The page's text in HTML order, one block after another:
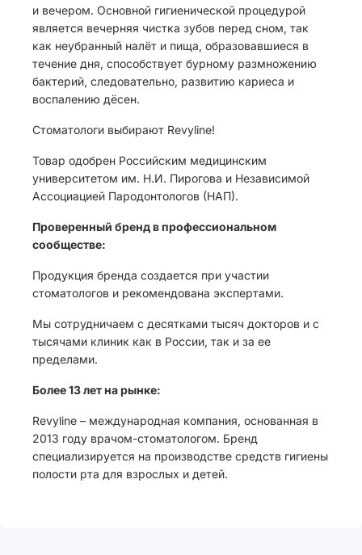
и вечером. Основной гигиенической процедурой
является вечерняя чистка зубов перед сном, так
как неубранный налёт и пища, образовавшиеся в
течение дня, способствует бурному размножению
бактерий, следовательно, развитию кариеса и
воспалению дёсен.
Стоматологи выбирают Revyline!
Товар одобрен Российским медицинским
университетом им. Н.И. Пирогова и Независимой
Ассоциацией Пародонтологов (НАП).
Проверенный бренд в профессиональном
сообществе:
Продукция бренда создается при участии
стоматологов и рекомендована экспертами.
Мы сотрудничаем с десятками тысяч докторов и с
тысячами клиник как в России, так и за ее
пределами.
Более 13 лет на рынке:
Revyline – международная компания, основанная в
2013 году врачом-стоматологом. Бренд
специализируется на производстве средств гигиены
полости рта для взрослых и детей.